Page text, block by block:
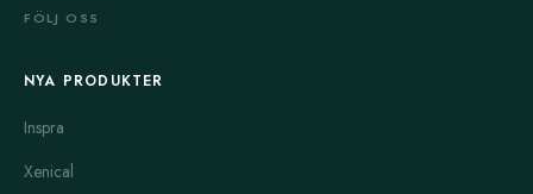
FÖLJ OSS
NYA PRODUKTER
Inspra
Xenical